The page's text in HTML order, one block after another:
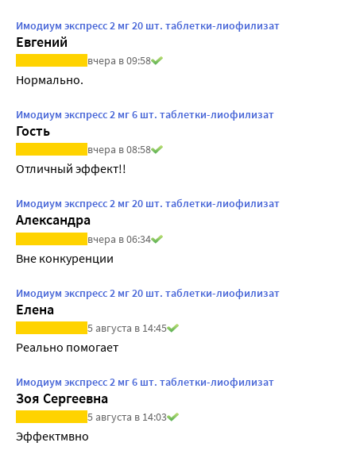
Имодиум экспресс 2 мг 20 шт. таблетки-лиофилизат
Евгений
вчера в 09:58
Нормально.
Имодиум экспресс 2 мг 6 шт. таблетки-лиофилизат
Гость
вчера в 08:58
Отличный эффект!!
Имодиум экспресс 2 мг 20 шт. таблетки-лиофилизат
Александра
вчера в 06:34
Вне конкуренции
Имодиум экспресс 2 мг 20 шт. таблетки-лиофилизат
Елена
5 августа в 14:45
Реально помогает
Имодиум экспресс 2 мг 6 шт. таблетки-лиофилизат
Зоя Сергеевна
5 августа в 14:03
Эффектмвно